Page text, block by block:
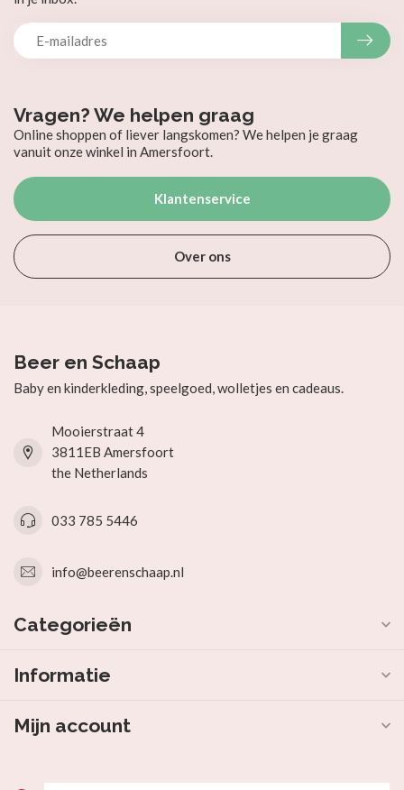
Vragen? We helpen graag
Online shoppen of liever langskomen? We helpen je graag
vanuit onze winkel in Amersfoort.
Klantenservice
Over ons
Beer en Schaap
Baby en kinderkleding, speelgoed, wolletjes en cadeaus.
Mooierstraat 4
3811EB Amersfoort
the Netherlands
033 785 5446
info@beerenschaap.nl
Categorieën
Informatie
Mijn account